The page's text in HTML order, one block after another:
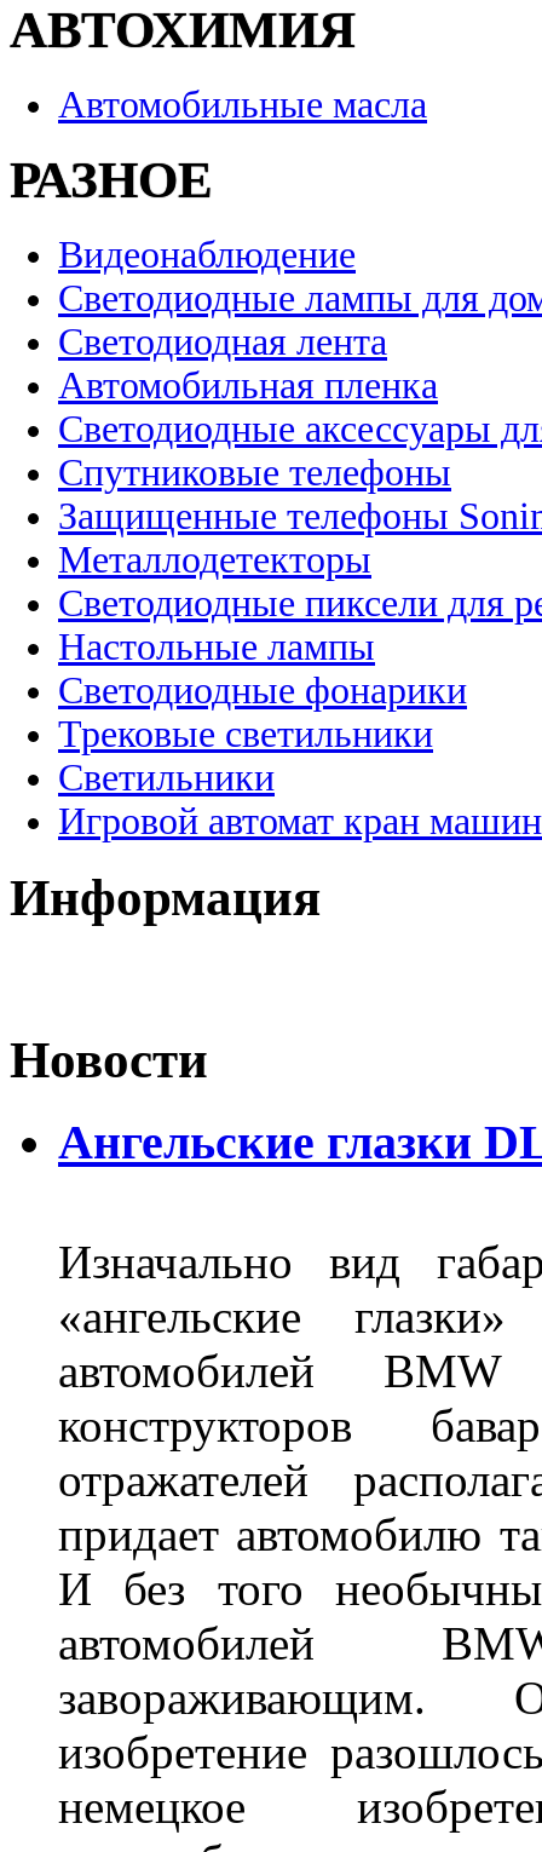
АВТОХИМИЯ
Автомобильные масла
РАЗНОЕ
Видеонаблюдение
Светодиодные лампы для
Светодиодная лента
Автомобильная пленка
Светодиодные аксессуары
Спутниковые телефоны
Защищенные телефоны
Металлодетекторы
Светодиодные пиксели для
Настольные лампы
Светодиодные фонарики
Трековые светильники
Светильники
Игровой автомат кран
Информация
Новости
Ангельские глазки
Изначально вид
«ангельские
автомобилей
конструкторов
отражателей
придает автомобилю
И без того
автомобилей
завораживающим.
изобретение
немецкое